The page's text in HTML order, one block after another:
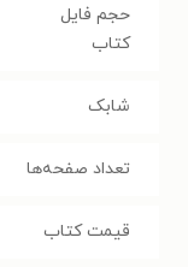
حجم فایل
کتاب
شابک
تعداد صفحه‌ها
قیمت کتاب